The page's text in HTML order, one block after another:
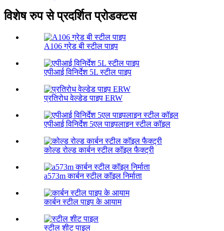
विशेष रुप से प्रदर्शित प्रोडक्टस
A106 ग्रेड बी स्टील पाइप
एपीआई विनिर्देश 5L स्टील पाइप
प्रतिरोध वेल्डेड पाइप ERW
एपीआई विनिर्देश 5एल पाइपलाइन स्टील कॉइल
कोल्ड रोल्ड कार्बन स्टील कॉइल फैक्ट्री
a573m कार्बन स्टील कॉइल निर्माता
कार्बन स्टील पाइप के आयाम
स्टील शीट पाइल